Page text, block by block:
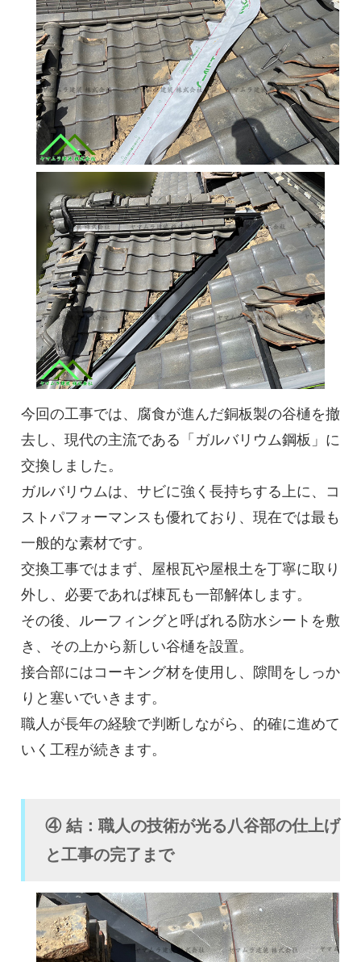
今回の工事では、腐食が進んだ銅板製の谷樋を撤
去し、現代の主流である「ガルバリウム鋼板」に
交換しました。
ガルバリウムは、サビに強く長持ちする上に、コ
ストパフォーマンスも優れており、現在では最も
一般的な素材です。
交換工事ではまず、屋根瓦や屋根土を丁寧に取り
外し、必要であれば棟瓦も一部解体します。
その後、ルーフィングと呼ばれる防水シートを敷
き、その上から新しい谷樋を設置。
接合部にはコーキング材を使用し、隙間をしっか
りと塞いでいきます。
職人が長年の経験で判断しながら、的確に進めて
いく工程が続きます。
④ 結：職人の技術が光る八谷部の仕上げ
と工事の完了まで